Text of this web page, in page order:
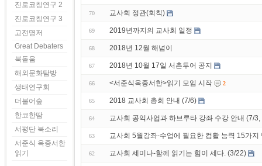
진로코칭연구 2
진로코칭연구 3
고전명저
Great Debaters
북돋움
해외문화탐방
생태연구회
더불어숲
한코한땀
서평단 북소리
서준식 옥중서한
읽기
70 교사회 정관(회칙)
69 2019년까지의 교사회 일정
68 2018년 12월 해넘이
67 2018년 10월 17일 서촌투어 공지
66 <서준식옥중서한>읽기 모임 시작 2
65 2018 교사회 총회 안내 (7/6)
64 교사회 공익사업과 하브루타 강좌 수강 안내 (7/
63 교사회 5월강좌-수업에 필요한 컴활 능력 15가지
62 교사회 세미나-함께 읽기는 힘이 세다. (3/22)